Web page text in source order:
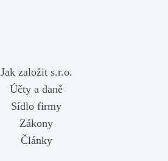
Jak založit s.r.o.
Účty a daně
Sídlo firmy
Zákony
Články